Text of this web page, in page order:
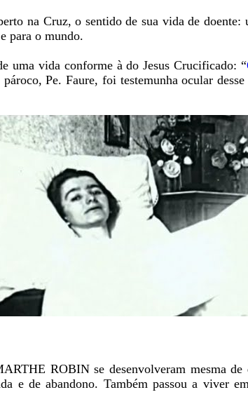
na Cruz, o sentido de sua vida de
para o mundo.
uma vida conforme à do Jesus Crucificado: “
pároco, Pe. Faure, foi testemunha ocular
ROBIN se desenvolveram mesma de
e de abandono. Também passou a viver